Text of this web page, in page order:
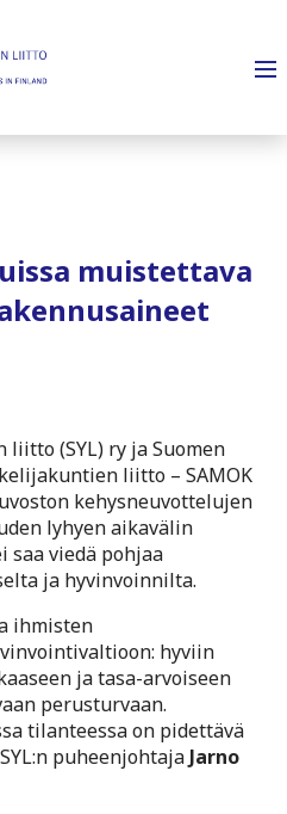
muistettava
(SYL) ry ja Suomen
liitto – SAMOK
kehysneuvottelujen
lyhyen aikavälin
viedä pohjaa
ja hyvinvoinnilta.
ihmisten
hyviin
ja tasa-arvoiseen
perusturvaan.
tilanteessa on pidettävä
puheenjohtaja Jarno